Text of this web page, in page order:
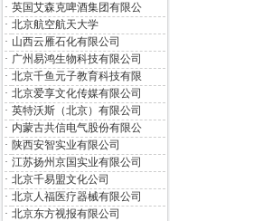
· 英国艾森克啤酒集团有限公
· 北京航空航天大学
· 山西云雁石化有限公司
· 广州易鸿生物科技有限公司
· 北京千鱼元子教育科技有限
· 北京爱享文化传媒有限公司
· 英特沃斯（北京）有限公司
· 内蒙古共信电气股份有限公
· 陕西安智实业有限公司
· 江苏扬州京国实业有限公司
· 北京千易盟文化公司
· 北京人福医疗器械有限公司
· 北京东方视报有限公司